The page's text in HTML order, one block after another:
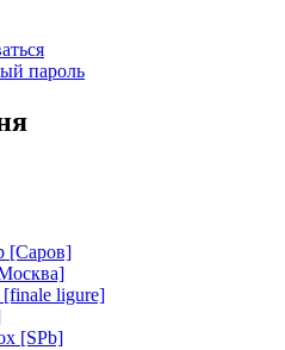
пароль
[Саров]
[finale ligure]
[SPb]